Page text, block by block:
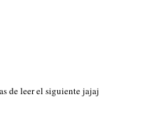
de leer el siguiente jajaj